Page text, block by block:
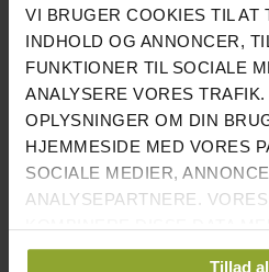
VI BRUGER COOKIES TIL AT
INDHOLD OG ANNONCER,
FUNKTIONER TIL SOCIALE
ANALYSERE VORES
OPLYSNINGER OM DIN
HJEMMESIDE MED VORES
SOCIALE MEDIER,
ANALYSEPARTNERE.
KOMBINERE DISSE DATA
OPLYSNINGER, DU HAR
Tillad
CHINS/DIPS MED
ÆGT STÅL SORT – BH
FITNESS
PRIS INKL.MOMS
62.409 DKK
ANTAL PÅ LAGER: 5 STK.
CHIN-
STÅL SORT
FITNESS
PRIS
12.489
ANTAL PÅ